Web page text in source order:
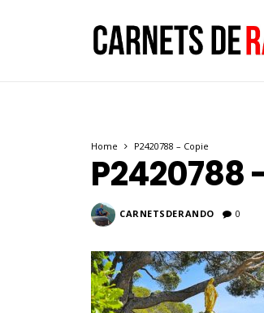
Home P2420788 – Copie
P2420788
CARNETSDERANDO 0